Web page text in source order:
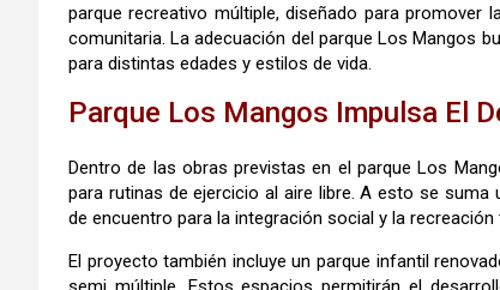
parque recreativo múltiple, diseñado para
comunitaria. La adecuación del parque Los Mangos
para distintas edades y estilos de vida.
Parque Los Mangos Impulsa El
Dentro de las obras previstas en el parque Los
para rutinas de ejercicio al aire libre. A esto se suma
de encuentro para la integración social y la recreación
El proyecto también incluye un parque infantil